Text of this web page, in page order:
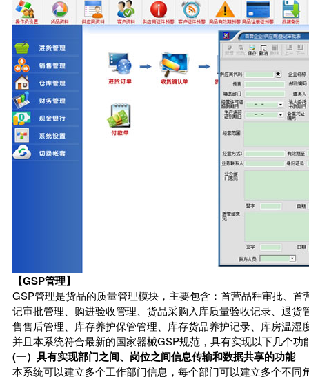
【GSP管理】
GSP管理是货品的质量管理模块，主要包含：首营品种审批、
记审批管理、购进验收管理、货品采购入库质量验收记录、退
售售后管理、库存养护保管管理、库存货品养护记录、库房温
并且本系统符合最新的国家器械GSP规范，具有实现以下几个功
(一）具有实现部门之间、岗位之间信息传输和数据共享的功能
本系统可以建立多个工作部门信息，每个部门可以建立多个不